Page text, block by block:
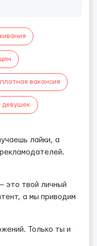
вакансия
девушек
лайки, а
это твой личный
а мы приводим
Только ты и